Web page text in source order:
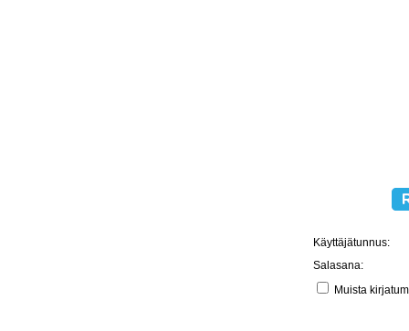
Käyttäjätunnus:
Salasana:
Muista